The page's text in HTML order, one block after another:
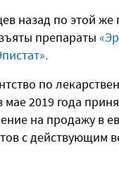
назад по этой же
препараты
по
мае 2019 года
на продажу в
с действующим